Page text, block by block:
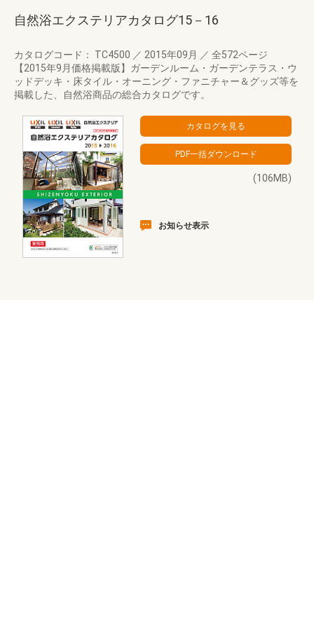
自然浴エクステリアカタログ15－16
カタログコード： TC4500 ／ 2015年09月 ／ 全572ページ
【2015年9月価格掲載版】ガーデンルーム・ガーデンテラス・ウ
ッドデッキ・床タイル・オーニング・ファニチャー＆グッズ等を
掲載した、自然浴商品の総合カタログです。
(106MB)
お知らせ表示